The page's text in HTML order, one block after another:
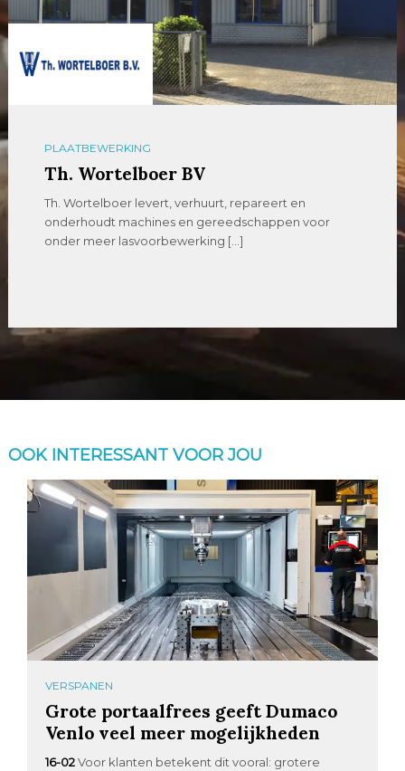
PLAATBEWERKING
Th. Wortelboer BV
Th. Wortelboer levert, verhuurt, repareert en
onderhoudt machines en gereedschappen voor
onder meer lasvoorbewerking […]
OOK INTERESSANT VOOR JOU
VERSPANEN
Grote portaalfrees geeft Dumaco
Venlo veel meer mogelijkheden
16-02 Voor klanten betekent dit vooral: grotere